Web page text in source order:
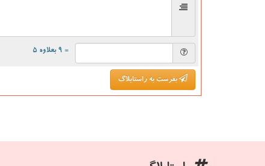
= ۹ بعلاوه ۵
بفرست به راستابلاگ